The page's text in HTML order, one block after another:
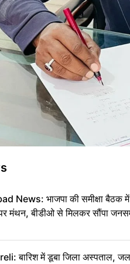
News: भाजपा की समीक्षा बैठक
पर मंथन, बीडीओ से मिलकर सौंपा
बारिश में डूबा जिला अस्पताल,